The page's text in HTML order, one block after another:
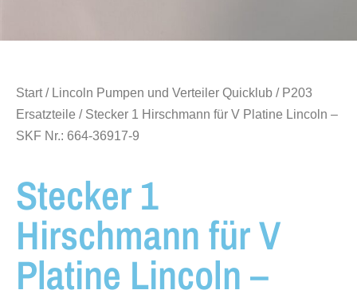
Start/ Lincoln Pumpen und Verteiler Quicklub / P203
Ersatzteile / Stecker 1 Hirschmann für V Platine Lincoln –
SKF Nr.: 664-36917-9
Stecker 1
Hirschmann für V
Platine Lincoln –